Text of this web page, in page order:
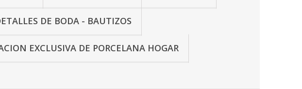
DE BODA - BAUTIZOS
EXCLUSIVA DE PORCELANA HOGAR